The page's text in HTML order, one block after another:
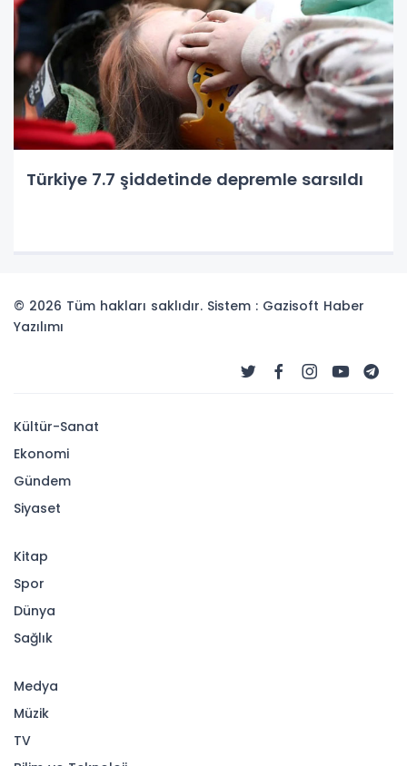
Türkiye 7.7 şiddetinde depremle sarsıldı
© 2026 Tüm hakları saklıdır. Sistem : Gazisoft Haber
Yazılımı
Kültür-Sanat
Ekonomi
Gündem
Siyaset
Kitap
Spor
Dünya
Sağlık
Medya
Müzik
TV